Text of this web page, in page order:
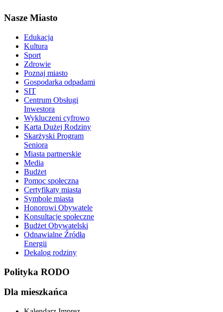
Nasze Miasto
Edukacja
Kultura
Sport
Zdrowie
Poznaj miasto
Gospodarka odpadami
SIT
Centrum Obsługi
Inwestora
Wykluczeni cyfrowo
Karta Dużej Rodziny
Skarżyski Program
Seniora
Miasta partnerskie
Media
Budżet
Pomoc społeczna
Certyfikaty miasta
Symbole miasta
Honorowi Obywatele
Konsultacje społeczne
Budżet Obywatelski
Odnawialne Źródła
Energii
Dekalog rodziny
Polityka RODO
Dla mieszkańca